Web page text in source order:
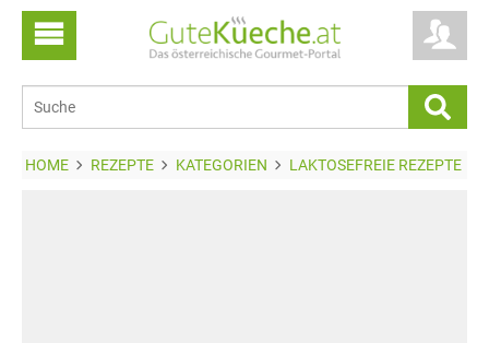
HOME REZEPTE KATEGORIEN LAKTOSEFREIE REZEPTE